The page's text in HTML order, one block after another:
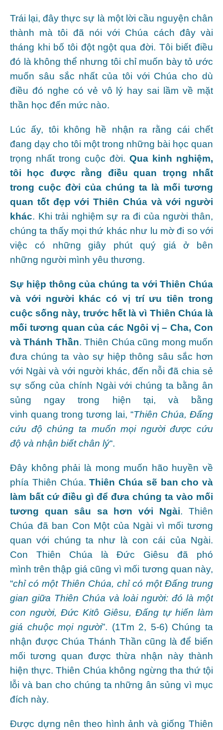
Trái lại, đây thực sự là một lời cầu nguyện chân
thành mà tôi đã nói với Chúa cách đây vài
tháng khi bố tôi đột ngột qua đời. Tôi biết điều
đó là không thể nhưng tôi chỉ muốn bày tỏ ước
muốn sâu sắc nhất của tôi với Chúa cho dù
điều đó nghe có vẻ vô lý hay sai lầm về mặt
thần học đến mức nào.
Lúc ấy, tôi không hề nhận ra rằng cái chết
đang dạy cho tôi một trong những bài học quan
trọng nhất trong cuộc đời. Qua kinh nghiệm,
tôi học được rằng điều quan trọng nhất
trong cuộc đời của chúng ta là mối tương
quan tốt đẹp với Thiên Chúa và với người
khác. Khi trải nghiệm sự ra đi của người thân,
chúng ta thấy mọi thứ khác như lu mờ đi so với
việc có những giây phút quý giá ở bên
những người mình yêu thương.
Sự hiệp thông của chúng ta với Thiên Chúa
và với người khác có vị trí ưu tiên trong
cuộc sống này, trước hết là vì Thiên Chúa là
mối tương quan của các Ngôi vị – Cha, Con
và Thánh Thần. Thiên Chúa cũng mong muốn
đưa chúng ta vào sự hiệp thông sâu sắc hơn
với Ngài và với người khác, đến nỗi đã chia sẻ
sự sống của chính Ngài với chúng ta bằng ân
sủng ngay trong hiện tại, và bằng
vinh quang trong tương lai, “Thiên Chúa, Đấng
cứu độ chúng ta muốn mọi người được cứu
độ và nhận biết chân lý“.
Đây không phải là mong muốn hão huyền về
phía Thiên Chúa.Thiên Chúa sẽ ban cho và
làm bất cứ điều gì để đưa chúng ta vào mối
tương quan sâu sa hơn với Ngài. Thiên
Chúa đã ban Con Một của Ngài vì mối tương
quan với chúng ta như là con cái của Ngài.
Con Thiên Chúa là Đức Giêsu đã phó
mình trên thập giá cũng vì mối tương quan này,
“chỉ có một Thiên Chúa, chỉ có một Ðấng trung
gian giữa Thiên Chúa và loài người: đó là một
con người, Ðức Kitô Giêsu, Ðấng tự hiến làm
giá chuộc mọi người”. (1Tm 2, 5-6) Chúng ta
nhận được Chúa Thánh Thần cũng là để biến
mối tương quan được thừa nhận này thành
hiện thực. Thiên Chúa không ngừng tha thứ tội
lỗi và ban cho chúng ta những ân sủng vì mục
đích này.
Được dựng nên theo hình ảnh và giống Thiên